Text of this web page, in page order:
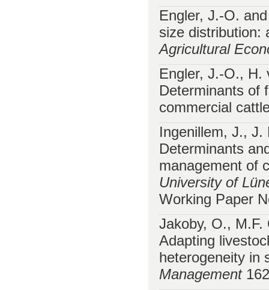
Engler, J.-O.
size distribution:
Agricultural
Engler, J.-O., H.
Determinants of
commercial
Ingenillem, J., J.
Determinants
management of
University of
Working Paper
Jakoby, O.,
Adapting
heterogeneity in
Management